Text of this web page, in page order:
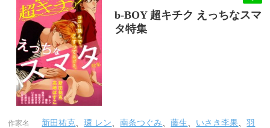
b-BOY 超キチク えっちなスマ
タ特集
作家名 新田祐克、環 レン、南条つぐみ、藤生、 いさき李果、羽